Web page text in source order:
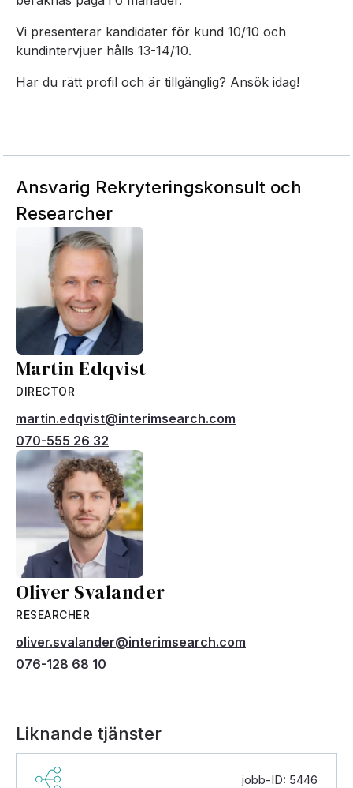
Vi presenterar kandidater för kund 10/10 och
kundintervjuer hålls 13-14/10.
Har du rätt profil och är tillgänglig? Ansök idag!
Ansvarig Rekryteringskonsult och
Researcher
Martin Edqvist
DIRECTOR
martin.edqvist@interimsearch.com
070-555 26 32
Oliver Svalander
RESEARCHER
oliver.svalander@interimsearch.com
076-128 68 10
Liknande tjänster
jobb-ID: 5446